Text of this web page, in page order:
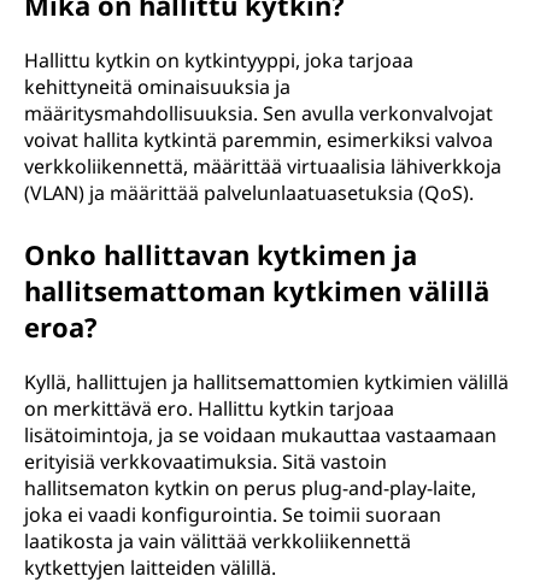
Hallittu kytkin on kytkintyyppi, joka tarjoaa
kehittyneitä ominaisuuksia ja
määritysmahdollisuuksia. Sen avulla verkonvalvojat
voivat hallita kytkintä paremmin, esimerkiksi valvoa
verkkoliikennettä, määrittää virtuaalisia lähiverkkoja
(VLAN) ja määrittää palvelunlaatuasetuksia (QoS).
Onko hallittavan kytkimen ja
hallitsemattoman kytkimen välillä
eroa?
Kyllä, hallittujen ja hallitsemattomien kytkimien välillä
on merkittävä ero. Hallittu kytkin tarjoaa
lisätoimintoja, ja se voidaan mukauttaa vastaamaan
erityisiä verkkovaatimuksia. Sitä vastoin
hallitsematon kytkin on perus plug-and-play-laite,
joka ei vaadi konfigurointia. Se toimii suoraan
laatikosta ja vain välittää verkkoliikennettä
kytkettyjen laitteiden välillä.